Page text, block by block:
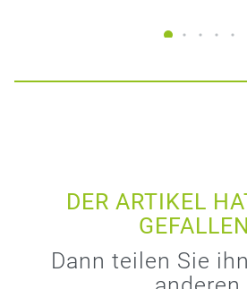
DER ARTIKEL
Dann teilen Sie